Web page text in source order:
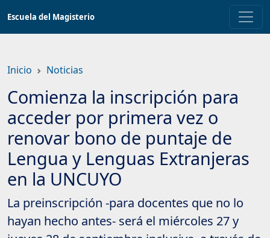
contenido
Escuela del Magisterio
Inicio Noticias
Comienza la inscripción para
acceder por primera vez o
renovar bono de puntaje de
Lengua y Lenguas Extranjeras
en la UNCUYO
La preinscripción -para docentes que no lo
hayan hecho antes- será el miércoles 27 y